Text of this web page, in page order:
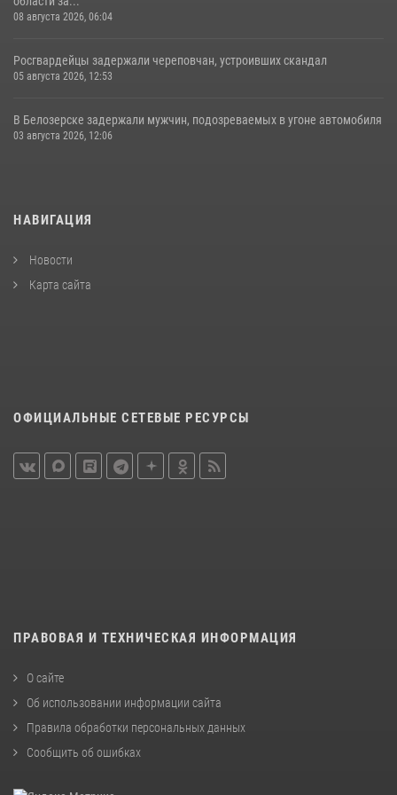
08 августа 2026, 06:04
Росгвардейцы задержали череповчан, устроивших скандал
05 августа 2026, 12:53
В Белозерске задержали мужчин, подозреваемых в угоне автомобиля
03 августа 2026, 12:06
НАВИГАЦИЯ
Новости
Карта сайта
ОФИЦИАЛЬНЫЕ СЕТЕВЫЕ РЕСУРСЫ
ПРАВОВАЯ И ТЕХНИЧЕСКАЯ ИНФОРМАЦИЯ
О сайте
Об использовании информации сайта
Правила обработки персональных данных
Сообщить об ошибках